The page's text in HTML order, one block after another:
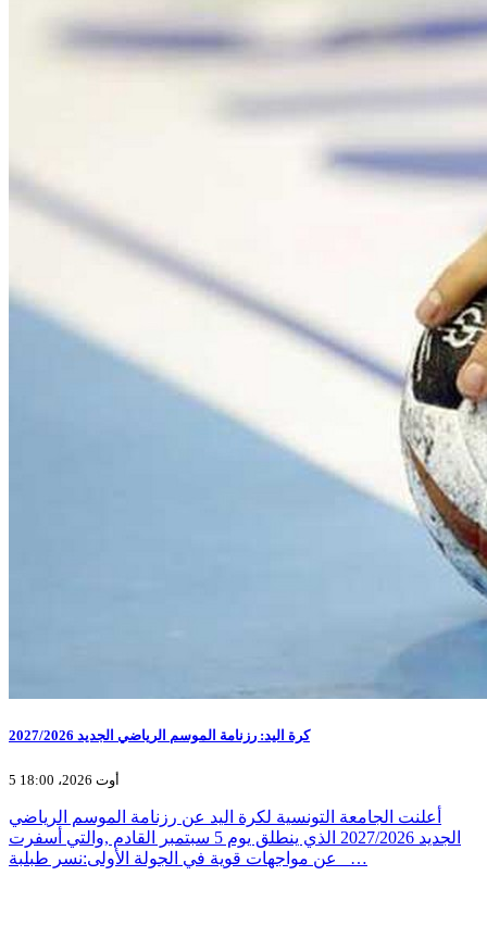
كرة اليد: رزنامة الموسم الرياضي الجديد 2027/2026
5 أوت 2026، 18:00
أعلنت الجامعة التونسية لكرة اليد عن رزنامة الموسم الرياضي
الجديد 2027/2026 الذي ينطلق يوم 5 سبتمبر القادم ,والتي أسفرت
عن مواجهات قوية في الجولة الأولى:نسر طبلبة _…